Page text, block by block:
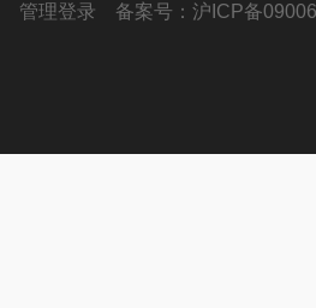
管理登录 备案号： 沪ICP备